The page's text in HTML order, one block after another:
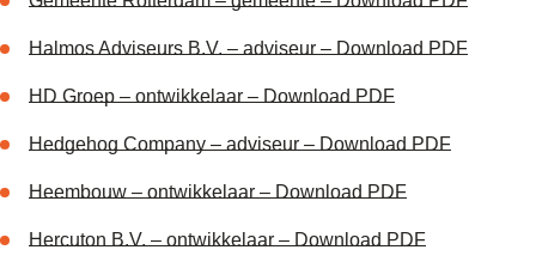
Halmos Adviseurs B.V. – adviseur – Download PDF
HD Groep – ontwikkelaar – Download PDF
Hedgehog Company – adviseur – Download PDF
Heembouw – ontwikkelaar – Download PDF
Hercuton B.V. – ontwikkelaar – Download PDF